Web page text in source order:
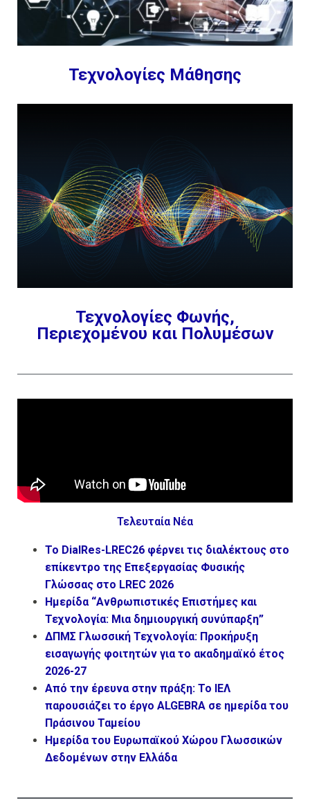
Τεχνολογίες Μάθησης
Τεχνολογίες Φωνής,
Περιεχομένου και Πολυμέσων
Τελευταία Νέα
Το DialRes-LREC26 φέρνει τις διαλέκτους στο
επίκεντρο της Επεξεργασίας Φυσικής
Γλώσσας στο LREC 2026
Ημερίδα “Ανθρωπιστικές Επιστήμες και
Τεχνολογία: Μια δημιουργική συνύπαρξη”
ΔΠΜΣ Γλωσσική Τεχνολογία: Προκήρυξη
εισαγωγής φοιτητών για το ακαδημαϊκό έτος
2026-27
Από την έρευνα στην πράξη: Το ΙΕΛ
παρουσιάζει το έργο ALGEBRA σε ημερίδα του
Πράσινου Ταμείου
Ημερίδα του Ευρωπαϊκού Χώρου Γλωσσικών
Δεδομένων στην Ελλάδα